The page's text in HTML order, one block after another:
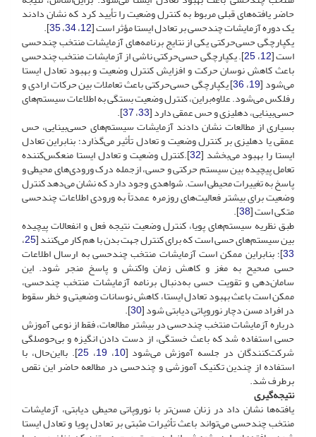
حاضر یافته‌های قبلی مربوط به کنترل وضعیت را تأیید کرد که نشان دادند
یک دوره آزمایشات چند‌حسی بر تعادل ایستا مؤثر است [12،34،35
].
یکپارچگی حسی‌حرکتی یکی از نتایج برنامه‌های آزمایشات منتخب چندحسی
‌است [12،25]. یکپارچگی حسی‌حرکتی ناشی از آزمایشات منتخب چندحسی
‌باعث کاهش نوسان حرکت و افزایش کنترل وضعیت و بهبود تعادل ایستا
می‌شود [19،36] یکپارچگی حسی‌حرکتی باعث تعاملات بین حرکات ارادی و
رفلکس می‌شود. علاوه‌بر‌این‌، کنترل وضعیت بستگی به اطلاعات سیستم‌های
حسی‌بینایی‌، دهلیزی و حس عمقی دارد [33،37
].
بسیاری از مطالعات نشان دادند آزمایشات سیستم‌های حسی‌بینایی، حس
عمقی یا دهلیزی بر کنترل وضعیت و تعادل تأثیر می‌گذارد؛ بنابراین تعادل
ایستا را بهبود می‌بخشد [32].کنترل وضعیت و تعادل ایستا منعکس‌کننده
تعامل پیچیده بین سیستم حرکتی و حسی، از‌جمله درک ورودی‌های محیطی و
پاسخ به تغییرات محیطی است. شواهدی وجود دارد که نشان می‌دهد کنترل
وضعیت برای بیشتر فعالیت‌های روزمره عمدتاً به ورودی اطلاعات چند‌حسی
متکی است [38
].
طبق نظریه سیستم‌های پویا‌، کنترل وضعیت نتیجه فعل و انفعالات پیچیده
بین سیستم‌های حسی است که برای کنترل جهت بدن با هم کار می‌کنند [25،
33]؛ بنابراین ممکن است آزمایشات منتخب چند‌حسی به ارسال اطلاعات
حسی صحیح به مغز و کاهش زمان واکنش و پاسخ منجر شود. این
سامان‌دهی و تقویت حسی به‌دنبال برنامه آزمایشات منتخب چندحسی‌،
ممکن است باعث بهبود تعادل ایستا، کاهش نوسانات وضعیتی و خطر سقوط
در افراد مسن دچار نوروپاتی دیابتی شود [30
].
درباره آزمایشات منتخب چندحسی در بیشتر مطالعات، فقط از نوعی آموزش
حسی استفاده شد که باعث خستگی‌، از دست دادن انگیزه و بی‌حوصلگی
شرکت‌کنندگان در جلسه آموزش می‌شود [10،19،25]. با‌این‌حال‌، با
استفاده از چندین تکنیک آموزشی و چندحسی در مطالعه حاضر این نقص
برطرف شد.
نتیجه‌گیری
یافته‌ها نشان داد در زنان مسن‌تر با نوروپاتی محیطی دیابتی، آزمایشات
منتخب چندحسی می‌تواند باعث تأثیرات مثبتی بر تعادل پویا و تعادل ایستا